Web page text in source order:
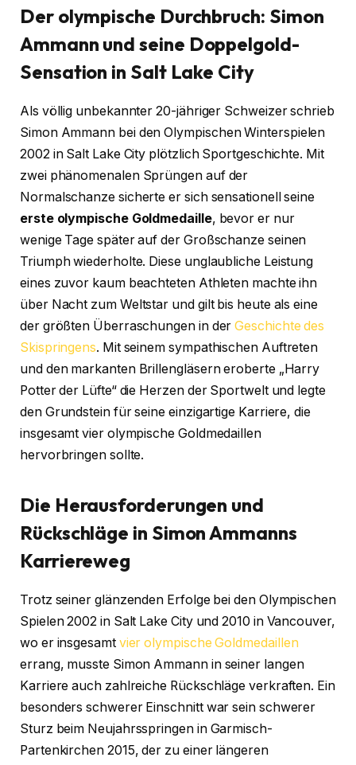
Der olympische Durchbruch: Simon
Ammann und seine Doppelgold-
Sensation in Salt Lake City
Als völlig unbekannter 20-jähriger Schweizer schrieb
Simon Ammann bei den Olympischen Winterspielen
2002 in Salt Lake City plötzlich Sportgeschichte. Mit
zwei phänomenalen Sprüngen auf der
Normalschanze sicherte er sich sensationell seine
erste olympische Goldmedaille, bevor er nur
wenige Tage später auf der Großschanze seinen
Triumph wiederholte. Diese unglaubliche Leistung
eines zuvor kaum beachteten Athleten machte ihn
über Nacht zum Weltstar und gilt bis heute als eine
der größten Überraschungen in derGeschichte des
Skispringens. Mit seinem sympathischen Auftreten
und den markanten Brillengläsern eroberte „Harry
Potter der Lüfte“ die Herzen der Sportwelt und legte
den Grundstein für seine einzigartige Karriere, die
insgesamt vier olympische Goldmedaillen
hervorbringen sollte.
Die Herausforderungen und
Rückschläge in Simon Ammanns
Karriereweg
Trotz seiner glänzenden Erfolge bei den Olympischen
Spielen 2002 in Salt Lake City und 2010 in Vancouver,
wo er insgesamt vier olympische Goldmedaillen
errang, musste Simon Ammann in seiner langen
Karriere auch zahlreiche Rückschläge verkraften. Ein
besonders schwerer Einschnitt war sein schwerer
Sturz beim Neujahrsspringen in Garmisch-
Partenkirchen 2015, der zu einer längeren